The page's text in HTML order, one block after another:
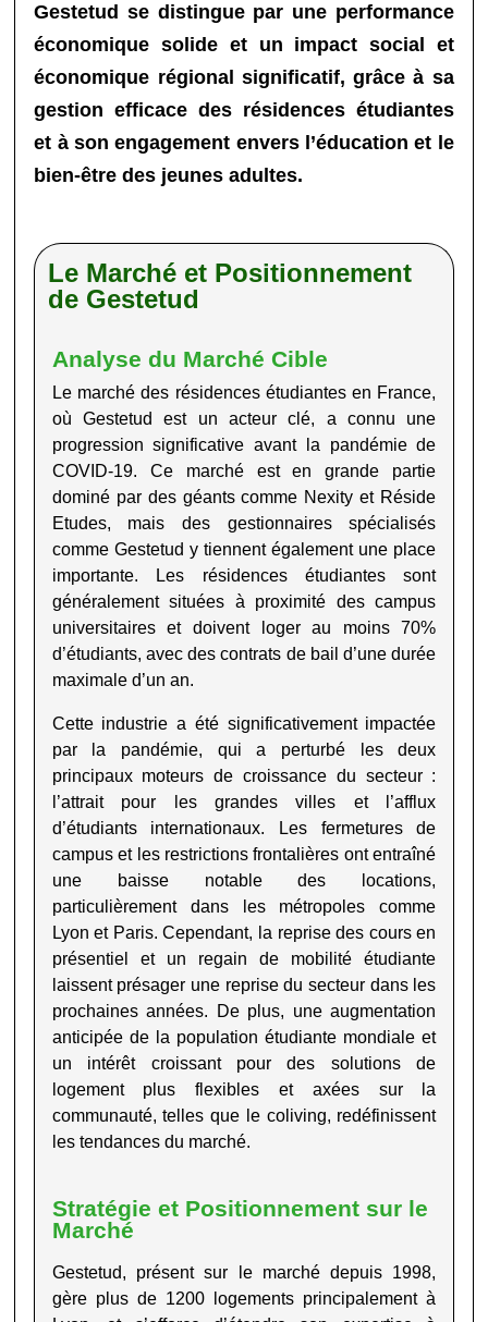
Gestetud se distingue par une performance
économique solide et un impact social et
économique régional significatif, grâce à sa
gestion efficace des résidences étudiantes
et à son engagement envers l’éducation et le
bien-être des jeunes adultes.
Le Marché et Positionnement
de Gestetud
Analyse du Marché Cible
Le marché des résidences étudiantes en France,
où Gestetud est un acteur clé, a connu une
progression significative avant la pandémie de
COVID-19. Ce marché est en grande partie
dominé par des géants comme Nexity et Réside
Etudes, mais des gestionnaires spécialisés
comme Gestetud y tiennent également une place
importante. Les résidences étudiantes sont
généralement situées à proximité des campus
universitaires et doivent loger au moins 70%
d’étudiants, avec des contrats de bail d’une durée
maximale d’un an.
Cette industrie a été significativement impactée
par la pandémie, qui a perturbé les deux
principaux moteurs de croissance du secteur :
l’attrait pour les grandes villes et l’afflux
d’étudiants internationaux. Les fermetures de
campus et les restrictions frontalières ont entraîné
une baisse notable des locations,
particulièrement dans les métropoles comme
Lyon et Paris. Cependant, la reprise des cours en
présentiel et un regain de mobilité étudiante
laissent présager une reprise du secteur dans les
prochaines années. De plus, une augmentation
anticipée de la population étudiante mondiale et
un intérêt croissant pour des solutions de
logement plus flexibles et axées sur la
communauté, telles que le coliving, redéfinissent
les tendances du marché.
Stratégie et Positionnement sur le
Marché
Gestetud, présent sur le marché depuis 1998,
gère plus de 1200 logements principalement à